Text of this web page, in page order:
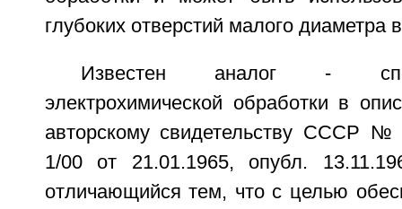
глубоких отверстий малого диаметра
Известен аналог -
электрохимической обработки в
авторскому свидетельству СССР
1/00 от 21.01.1965, опубл.
отличающийся тем, что с целью